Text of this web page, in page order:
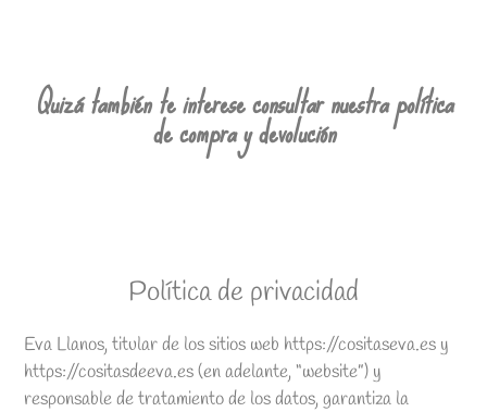
Quizá también te interese consultar nuestra política
de compra y devolución
Política de privacidad
Eva Llanos, titular de los sitios web https://cositaseva.es y
https://cositasdeeva.es (en adelante, “website”) y
responsable de tratamiento de los datos, garantiza la